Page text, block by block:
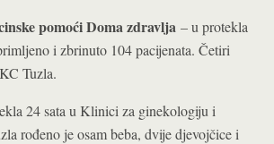
pomoći Doma zdravlja – u protekla
i zbrinuto 104 pacijenata. Četiri
Tuzla.
24 sata u Klinici za ginekologiju i
rođeno je osam beba, dvije djevojčice i